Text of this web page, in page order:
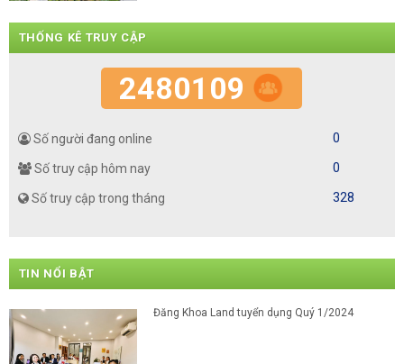
THỐNG KÊ TRUY CẬP
2480109
Số người đang online 0
Số truy cập hôm nay 0
Số truy cập trong tháng 328
TIN NỔI BẬT
Đăng Khoa Land tuyển dụng Quý 1/2024